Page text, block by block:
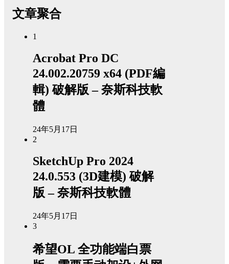
文章聚合
1
Acrobat Pro DC
24.002.20759 x64 (PDF編
輯) 破解版 – 奈斯科技軟
體
24年5月17日
2
SketchUp Pro 2024
24.0.553 (3D建模) 破解
版 – 奈斯科技軟體
24年5月17日
3
希望OL 全功能端白票